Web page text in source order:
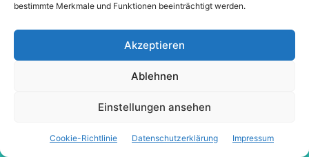
bestimmte Merkmale und Funktionen beeinträchtigt werden.
Akzeptieren
Ablehnen
Einstellungen ansehen
Cookie-Richtlinie Datenschutzerklärung Impressum